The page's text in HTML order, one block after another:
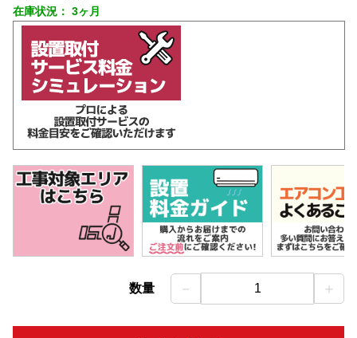
在庫状況： 3ヶ月
数量 － 1 ＋